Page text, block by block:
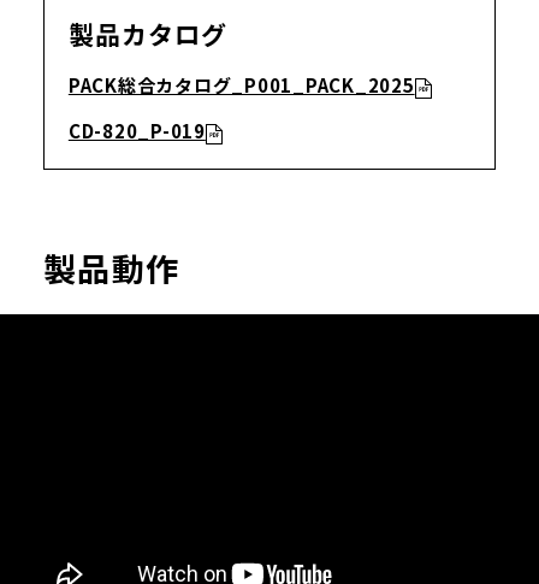
製品カタログ
PACK総合カタログ_P001_PACK_2025
CD-820_P-019
製品動作